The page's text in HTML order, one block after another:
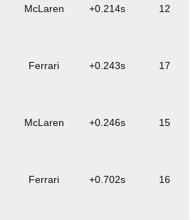
McLaren +0.214s 12
Ferrari +0.243s 17
McLaren +0.246s 15
Ferrari +0.702s 16